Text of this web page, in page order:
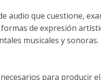
audio que cuestione,
de expresión
musicales y sonoras.
para producir el